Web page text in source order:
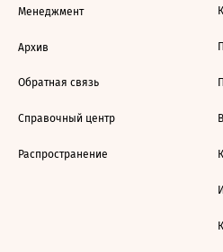
Менеджмент
Архив
Обратная связь
Справочный центр
Распространение